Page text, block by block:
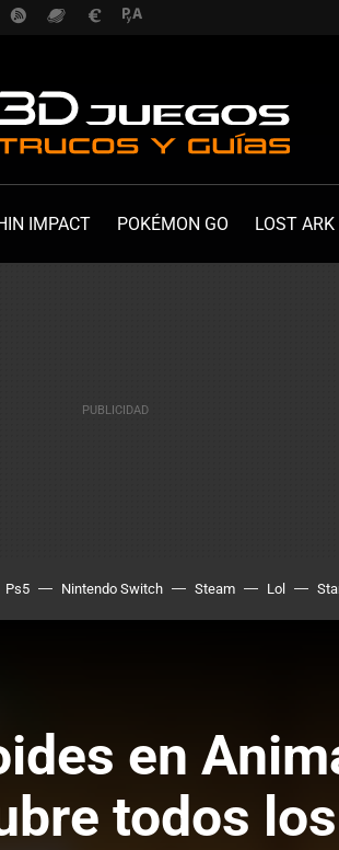
IMPACT POKÉMON GO LOST ARK
Ps5 Nintendo Switch Steam Lol
en
todos